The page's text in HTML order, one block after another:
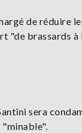
de réduire
brassards
sera